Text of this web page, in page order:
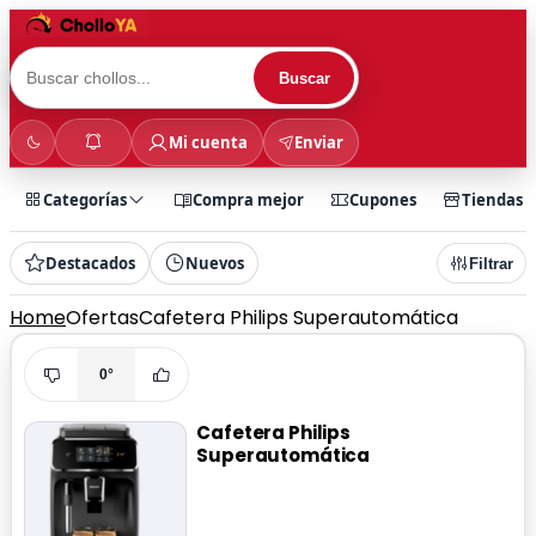
Buscar
Mi cuenta Enviar
Categorías Compra mejor Cupones Tiendas
Destacados Nuevos Filtrar
HomeOfertasCafetera Philips Superautomática
0°
Cafetera Philips
Superautomática